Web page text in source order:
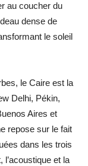
au coucher du
dense de
le soleil
le Caire est la
Delhi, Pékin,
Aires et
repose sur le fait
dans les trois
l’acoustique et la